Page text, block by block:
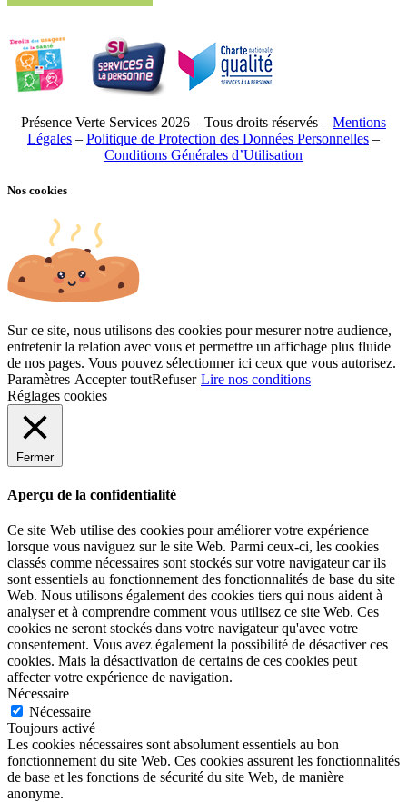
Présence Verte Services 2026 – Tous droits réservés – Mentions
Légales – Politique de Protection des Données Personnelles –
Conditions Générales d’Utilisation
Nos cookies
Sur ce site, nous utilisons des cookies pour mesurer notre audience,
entretenir la relation avec vous et permettre un affichage plus fluide
de nos pages. Vous pouvez sélectionner ici ceux que vous autorisez.
Paramètres Accepter toutRefuser Lire nos conditions
Réglages cookies
Fermer
Aperçu de la confidentialité
Ce site Web utilise des cookies pour améliorer votre expérience
lorsque vous naviguez sur le site Web. Parmi ceux-ci, les cookies
classés comme nécessaires sont stockés sur votre navigateur car ils
sont essentiels au fonctionnement des fonctionnalités de base du site
Web. Nous utilisons également des cookies tiers qui nous aident à
analyser et à comprendre comment vous utilisez ce site Web. Ces
cookies ne seront stockés dans votre navigateur qu'avec votre
consentement. Vous avez également la possibilité de désactiver ces
cookies. Mais la désactivation de certains de ces cookies peut
affecter votre expérience de navigation.
Nécessaire
Nécessaire
Toujours activé
Les cookies nécessaires sont absolument essentiels au bon
fonctionnement du site Web. Ces cookies assurent les fonctionnalités
de base et les fonctions de sécurité du site Web, de manière
anonyme.